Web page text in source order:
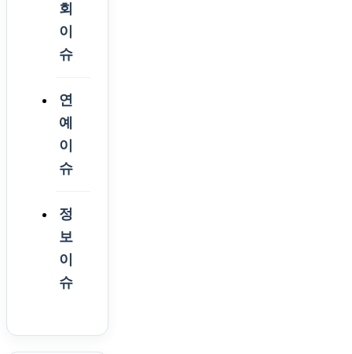
회
이
슈
연
예
이
슈
정
보
이
슈